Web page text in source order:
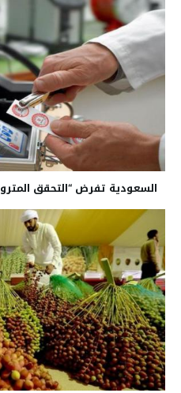
السعودية تفرض “التحقق